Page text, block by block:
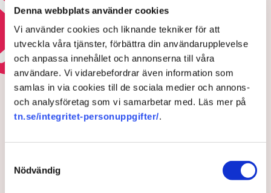
Denna webbplats använder cookies
Vi använder cookies och liknande tekniker för att
utveckla våra tjänster, förbättra din användarupplevelse
och anpassa innehållet och annonserna till våra
användare. Vi vidarebefordrar även information som
samlas in via cookies till de sociala medier och annons-
och analysföretag som vi samarbetar med. Läs mer på
tn.se/integritet-personuppgifter/.
Nödvändig
Läs mer om valet 2026
ELKRISEN
TN exklusivt: Så vill Svenska
kraftnäts nya generaldirektör
behöver göra ett stort arbete”